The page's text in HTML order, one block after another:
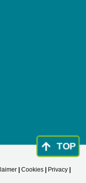
TOP
Cookies Privacy